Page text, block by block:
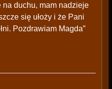
na duchu, mam nadzieje
się ułoży i że Pani
Pozdrawiam Magda”